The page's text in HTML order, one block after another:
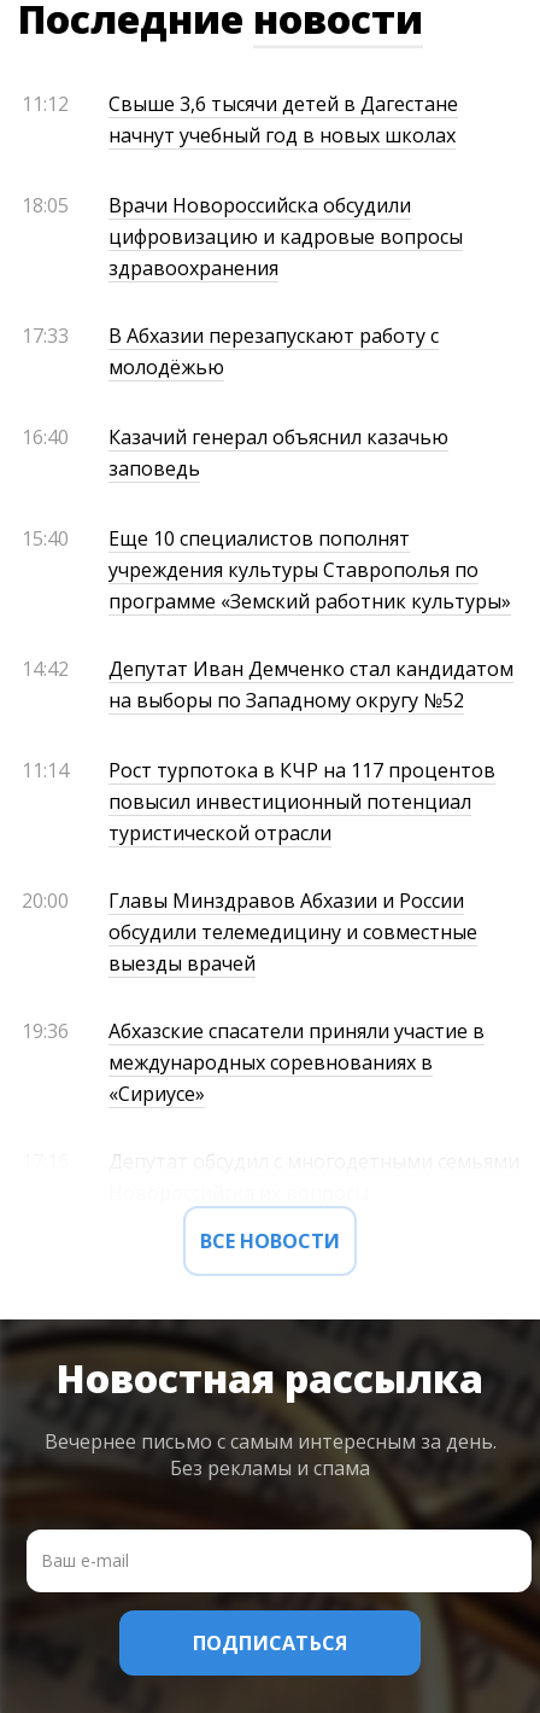
Последние новости
11:12
Свыше 3,6 тысячи детей в Дагестане
начнут учебный год в новых школах
18:05
Врачи Новороссийска обсудили
цифровизацию и кадровые вопросы
здравоохранения
17:33
В Абхазии перезапускают работу с
молодёжью
16:40
Казачий генерал объяснил казачью
заповедь
15:40
Еще 10 специалистов пополнят
учреждения культуры Ставрополья по
программе «Земский работник культуры»
14:42
Депутат Иван Демченко стал кандидатом
на выборы по Западному округу №52
11:14
Рост турпотока в КЧР на 117 процентов
повысил инвестиционный потенциал
туристической отрасли
20:00
Главы Минздравов Абхазии и России
обсудили телемедицину и совместные
выезды врачей
19:36
Абхазские спасатели приняли участие в
международных соревнованиях в
«Сириусе»
Депутат обсудил с многодетными семьями
ВСЕ НОВОСТИ
Новостная рассылка
Вечернее письмо с самым интересным за день.
Без рекламы и спама